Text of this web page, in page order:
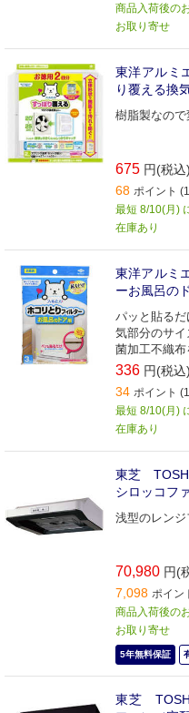
商品入荷後の
お取り寄せ
東洋アルミ
り覆える換
樹脂製なので
675 円(税込)
68 ポイント
最短 8/10(月)
在庫あり
東洋アルミ
ーお風呂の
パッと貼る
気部分のサ
菌加工不織布
応
336 円(税込)
34 ポイント
最短 8/10(月)
在庫あり
東芝
シロッコフ
浅型のレンジ
70,980 円(
7,098 ポイン
商品入荷後の
お取り寄せ
5年無料保証
東芝